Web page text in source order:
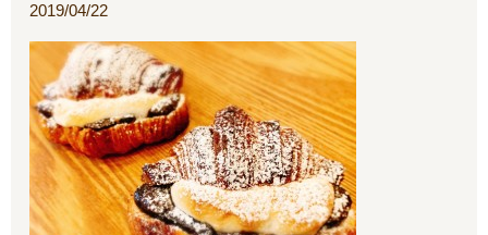
2019/04/22